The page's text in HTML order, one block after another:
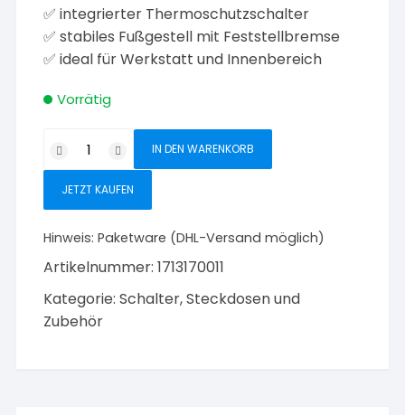
✅ integrierter Thermoschutzschalter
✅ stabiles Fußgestell mit Feststellbremse
✅ ideal für Werkstatt und Innenbereich
Vorrätig
Schwabe
Kabeltrommel
m
4
Steckdosen
230
IN DEN WARENKORB
JETZT KAUFEN
Hinweis:Paketware (DHL-Versand möglich)
Artikelnummer:1713170011
Kategorie:Schalter, Steckdosen und
Zubehör